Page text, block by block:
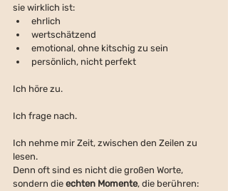
sie wirklich ist:
ehrlich
wertschätzend
emotional, ohne kitschig zu sein
persönlich, nicht perfekt
Ich höre zu.
Ich frage nach.
Ich nehme mir Zeit, zwischen den Zeilen zu
lesen.
Denn oft sind es nicht die großen Worte,
sondern die echten Momente, die berühren: